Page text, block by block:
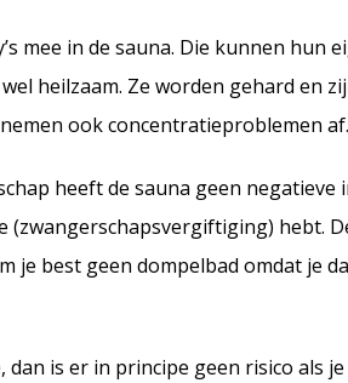
mee in de sauna. Die kunnen
heilzaam. Ze worden gehard en
ook concentratieproblemen af.
heeft de sauna geen
(zwangerschapsvergiftiging) hebt.
je best geen dompelbad omdat je
is er in principe geen risico als